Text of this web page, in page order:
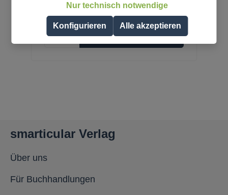
14,95 €*
In den Warenkorb
smarticular Verlag
Über uns
Für Buchhandlungen
Nur technisch notwendige
Konfigurieren Alle akzeptieren